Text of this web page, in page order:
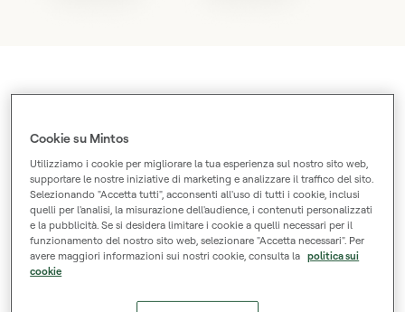
Scopri gli investimenti
immobiliari passivi su
Mintos¹
Inizia a partire da soli €50
Investimento minimo basso, zero commissioni di
Cookie su Mintos
Utilizziamo i cookie per migliorare la tua esperienza sul nostro sito web,
supportare le nostre iniziative di marketing e analizzare il traffico del sito.
Selezionando "Accetta tutti", acconsenti all'uso di tutti i cookie, inclusi
quelli per l'analisi, la misurazione dell'audience, i contenuti personalizzati
e la pubblicità. Se si desidera limitare i cookie a quelli necessari per il
funzionamento del nostro sito web, selezionare "Accetta necessari". Per
avere maggiori informazioni sui nostri cookie, consulta la politica sui
cookie